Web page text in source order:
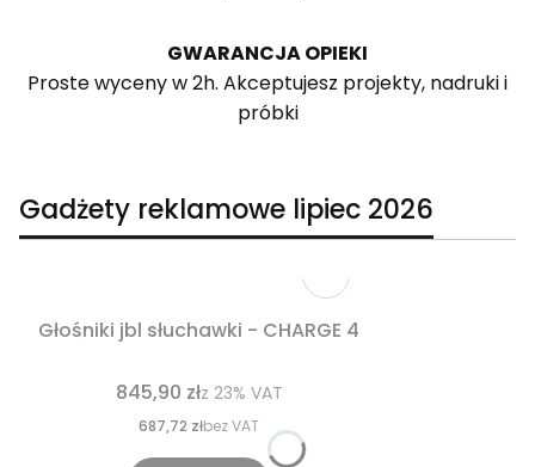
GWARANCJA OPIEKI
Proste wyceny w 2h. Akceptujesz projekty, nadruki i
próbki
Gadżety reklamowe lipiec 2026
Głośniki jbl słuchawki - CHARGE 4
845,90 złz 23% VAT
687,72 złbez VAT